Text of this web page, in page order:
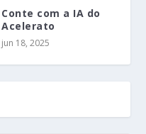
Conte com a IA do
Acelerato
jun 18, 2025